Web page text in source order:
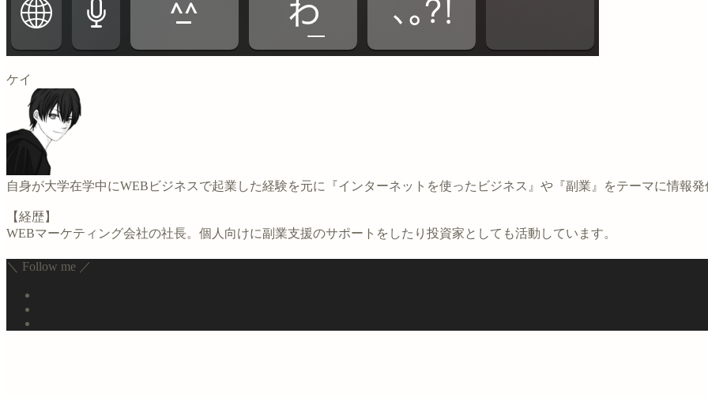
ケイ
自身が大学在学中にWEBビジネスで起業した経験を元に『インターネットを使ったビジネス』や『副業』をテーマに情報発
【経歴】
WEBマーケティング会社の社長。個人向けに副業支援のサポートをしたり投資家としても活動しています。
＼ Follow me ／